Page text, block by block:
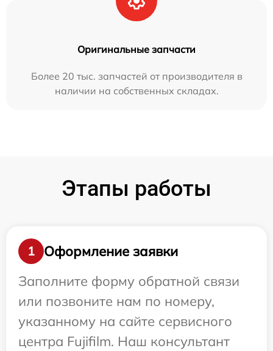
Оригинальные запчасти
Более 20 тыс. запчастей от производителя в
наличии на собственных складах.
Этапы работы
1
Оформление заявки
Заполните форму обратной связи
или позвоните нам по номеру,
указанному на сайте сервисного
центра Fujifilm. Наш консультант